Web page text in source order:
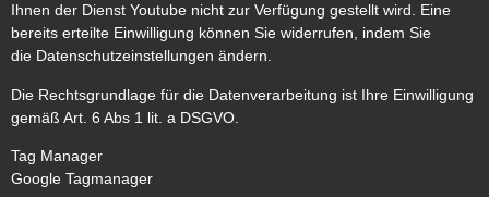
Ihnen der Dienst Youtube nicht zur Verfügung gestellt wird. Eine
bereits erteilte Einwilligung können Sie widerrufen, indem Sie
die Datenschutzeinstellungen ändern.
Die Rechtsgrundlage für die Datenverarbeitung ist Ihre Einwilligung
gemäß Art. 6 Abs 1 lit. a DSGVO.
Tag Manager
Google Tagmanager